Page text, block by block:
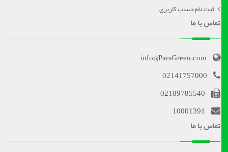
ثبت نام حساب کاربری
تماس با ما
info@ParsGreen.com
02141757000
02189785540
10001391
تماس با ما